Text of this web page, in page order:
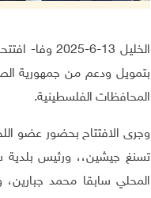
الخليل 13-
بتمويل ودعم من جمهورية
المحافظات الفلسطينية.
وجرى الافتتاح بحضور عضو
تسنغ جيشين،، ورئيس بلدية
المحلي سابقا محمد جبارين،